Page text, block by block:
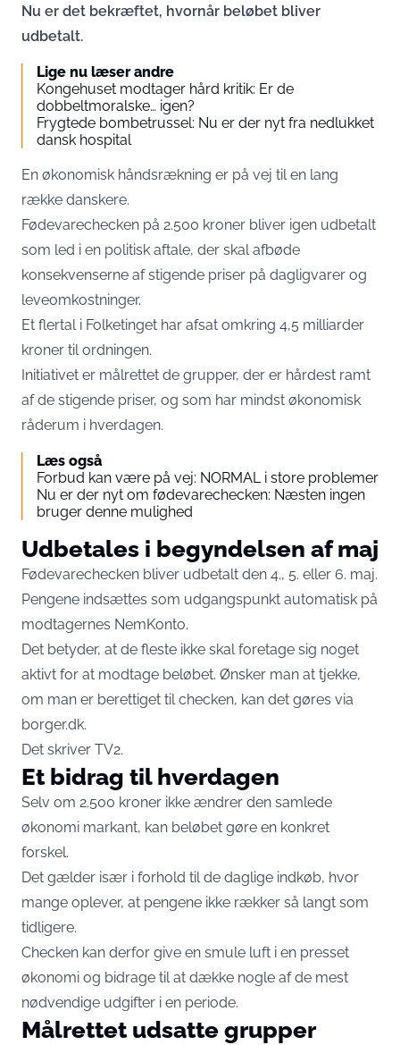
Nu er det bekræftet, hvornår beløbet bliver
udbetalt.
Lige nu læser andre
Kongehuset modtager hård kritik: Er de
dobbeltmoralske… igen?
Frygtede bombetrussel: Nu er der nyt fra nedlukket
dansk hospital
En økonomisk håndsrækning er på vej til en lang
række danskere.
Fødevarechecken på 2.500 kroner bliver igen udbetalt
som led i en politisk aftale, der skal afbøde
konsekvenserne af stigende priser på dagligvarer og
leveomkostninger.
Et flertal i Folketinget har afsat omkring 4,5 milliarder
kroner til ordningen.
Initiativet er målrettet de grupper, der er hårdest ramt
af de stigende priser, og som har mindst økonomisk
råderum i hverdagen.
Læs også
Forbud kan være på vej: NORMAL i store problemer
Nu er der nyt om fødevarechecken: Næsten ingen
bruger denne mulighed
Udbetales i begyndelsen af maj
Fødevarechecken bliver udbetalt den 4., 5. eller 6. maj.
Pengene indsættes som udgangspunkt automatisk på
modtagernes NemKonto.
Det betyder, at de fleste ikke skal foretage sig noget
aktivt for at modtage beløbet. Ønsker man at tjekke,
om man er berettiget til checken, kan det gøres via
borger.dk.
Det skriver TV2.
Et bidrag til hverdagen
Selv om 2.500 kroner ikke ændrer den samlede
økonomi markant, kan beløbet gøre en konkret
forskel.
Det gælder især i forhold til de daglige indkøb, hvor
mange oplever, at pengene ikke rækker så langt som
tidligere.
Checken kan derfor give en smule luft i en presset
økonomi og bidrage til at dække nogle af de mest
nødvendige udgifter i en periode.
Målrettet udsatte grupper